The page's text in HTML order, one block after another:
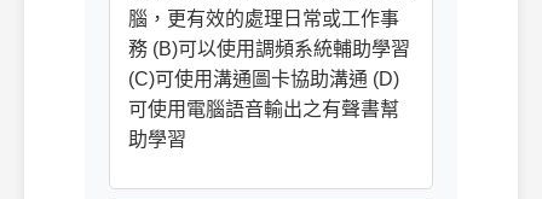
腦，更有效的處理日常或工作事
務 (B)可以使用調頻系統輔助學習
(C)可使用溝通圖卡協助溝通 (D)
可使用電腦語音輸出之有聲書幫
助學習